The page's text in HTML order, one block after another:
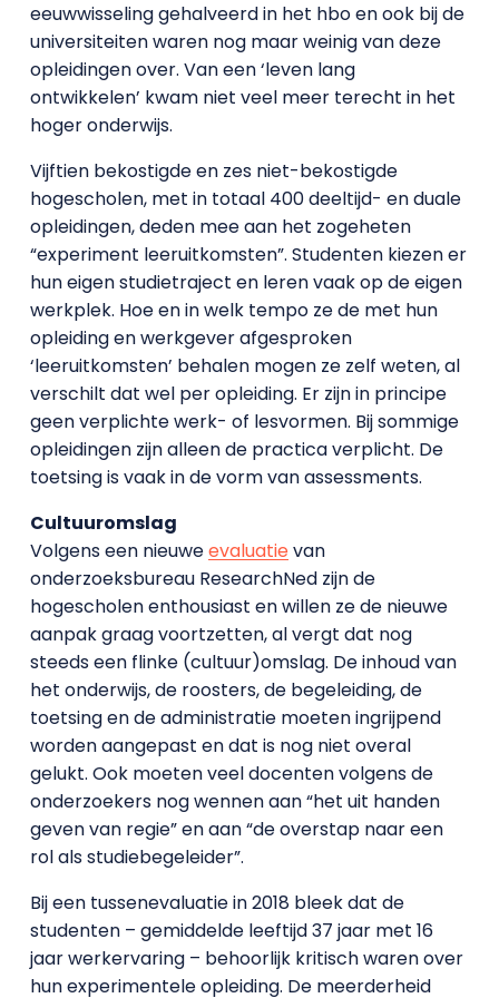
eeuwwisseling gehalveerd in het hbo en ook bij de
universiteiten waren nog maar weinig van deze
opleidingen over. Van een ‘leven lang
ontwikkelen’ kwam niet veel meer terecht in het
hoger onderwijs.
Vijftien bekostigde en zes niet-bekostigde
hogescholen, met in totaal 400 deeltijd- en duale
opleidingen, deden mee aan het zogeheten
“experiment leeruitkomsten”. Studenten kiezen er
hun eigen studietraject en leren vaak op de eigen
werkplek. Hoe en in welk tempo ze de met hun
opleiding en werkgever afgesproken
‘leeruitkomsten’ behalen mogen ze zelf weten, al
verschilt dat wel per opleiding. Er zijn in principe
geen verplichte werk- of lesvormen. Bij sommige
opleidingen zijn alleen de practica verplicht. De
toetsing is vaak in de vorm van assessments.
Cultuuromslag
Volgens een nieuweevaluatievan
onderzoeksbureau ResearchNed zijn de
hogescholen enthousiast en willen ze de nieuwe
aanpak graag voortzetten, al vergt dat nog
steeds een flinke (cultuur)omslag. De inhoud van
het onderwijs, de roosters, de begeleiding, de
toetsing en de administratie moeten ingrijpend
worden aangepast en dat is nog niet overal
gelukt. Ook moeten veel docenten volgens de
onderzoekers nog wennen aan “het uit handen
geven van regie” en aan “de overstap naar een
rol als studiebegeleider”.
Bij een tussenevaluatie in 2018 bleek dat de
studenten – gemiddelde leeftijd 37 jaar met 16
jaar werkervaring – behoorlijk kritisch waren over
hun experimentele opleiding. De meerderheid